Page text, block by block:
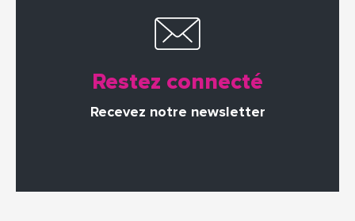
Restez connecté
Recevez notre newsletter